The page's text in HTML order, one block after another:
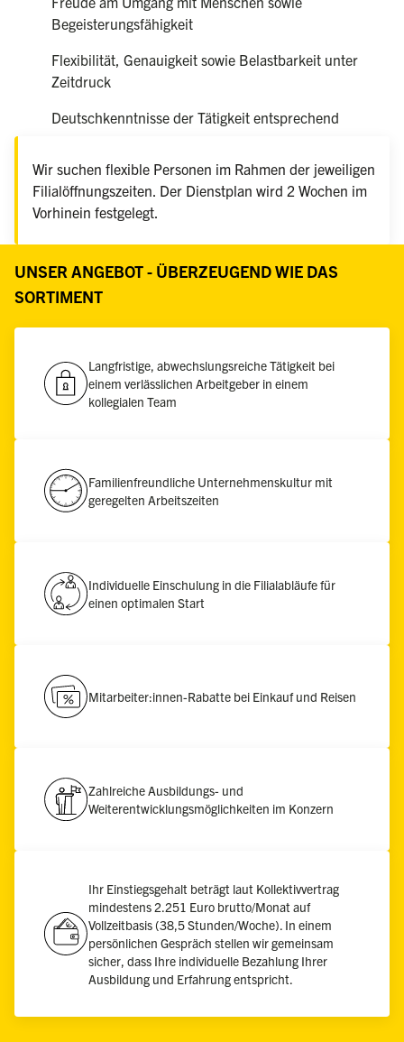
Begeisterungsfähigkeit
Flexibilität, Genauigkeit sowie Belastbarkeit unter
Zeitdruck
Deutschkenntnisse der Tätigkeit entsprechend
Wir suchen flexible Personen im Rahmen der jeweiligen
Filialöffnungszeiten. Der Dienstplan wird 2 Wochen im
Vorhinein festgelegt.
UNSER ANGEBOT - ÜBERZEUGEND WIE DAS
SORTIMENT
Langfristige, abwechslungsreiche Tätigkeit bei
einem verlässlichen Arbeitgeber in einem
kollegialen Team
Familienfreundliche Unternehmenskultur mit
geregelten Arbeitszeiten
Individuelle Einschulung in die Filialabläufe für
einen optimalen Start
Mitarbeiter:innen-Rabatte bei Einkauf und Reisen
Zahlreiche Ausbildungs- und
Weiterentwicklungsmöglichkeiten im Konzern
Ihr Einstiegsgehalt beträgt laut Kollektivvertrag
mindestens 2.251 Euro brutto/Monat auf
Vollzeitbasis (38,5 Stunden/Woche). In einem
persönlichen Gespräch stellen wir gemeinsam
sicher, dass Ihre individuelle Bezahlung Ihrer
Ausbildung und Erfahrung entspricht.